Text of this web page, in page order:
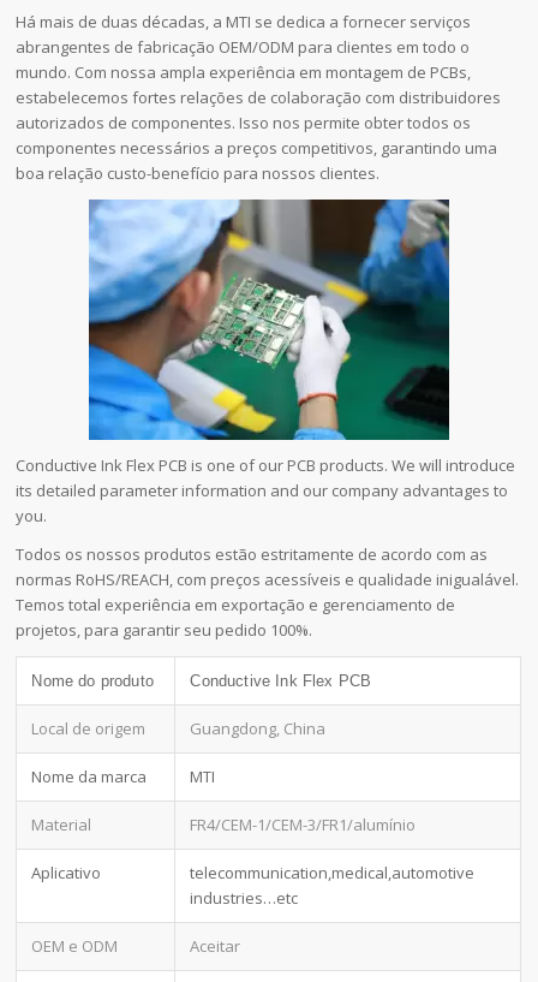
Há mais de duas décadas, a MTI se dedica a fornecer serviços
abrangentes de fabricação OEM/ODM para clientes em todo o
mundo. Com nossa ampla experiência em montagem de PCBs,
estabelecemos fortes relações de colaboração com distribuidores
autorizados de componentes. Isso nos permite obter todos os
componentes necessários a preços competitivos, garantindo uma
boa relação custo-benefício para nossos clientes.
Conductive Ink Flex PCB is one of our PCB products. We will introduce
its detailed parameter information and our company advantages to
you.
Todos os nossos produtos estão estritamente de acordo com as
normas RoHS/REACH, com preços acessíveis e qualidade inigualável.
Temos total experiência em exportação e gerenciamento de
projetos, para garantir seu pedido 100%.
Nome do produto Conductive Ink Flex PCB
Local de origem Guangdong, China
Nome da marca MTI
Material FR4/CEM-1/CEM-3/FR1/alumínio
Aplicativo
telecommunication,medical,automotive
industries…etc
OEM e ODM Aceitar